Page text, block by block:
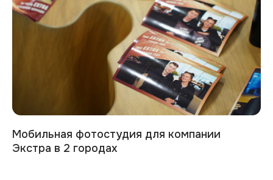
Мобильная фотостудия для компании
Экстра в 2 городах